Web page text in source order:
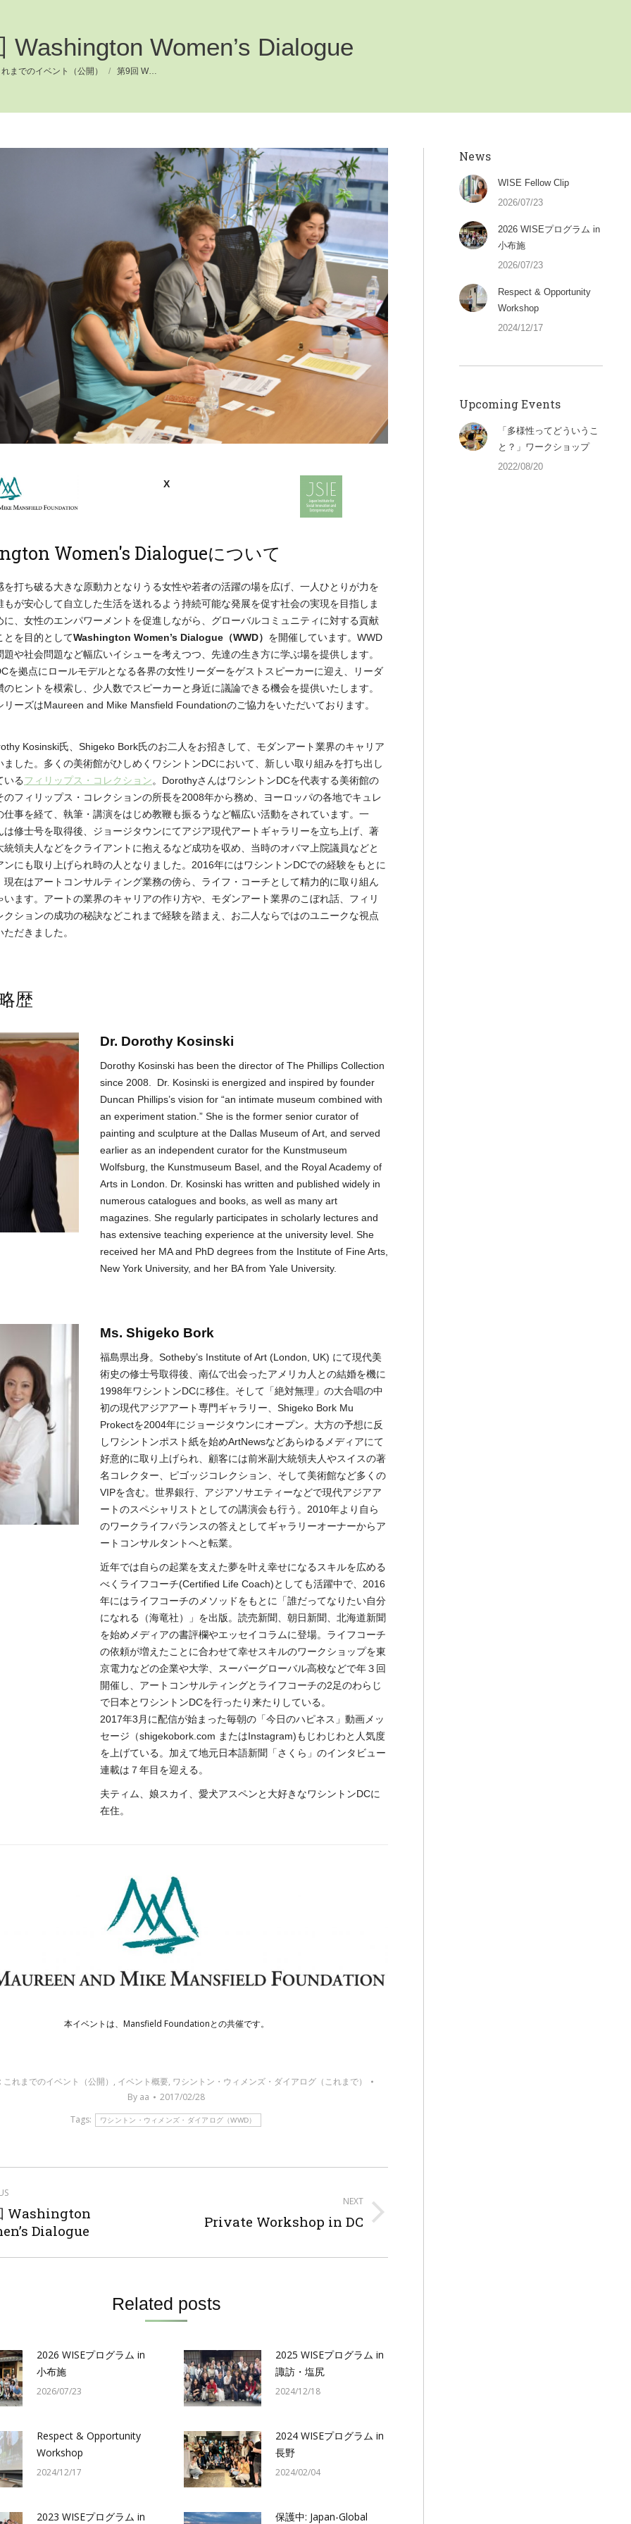
Washington Women’s Dialogue
までのイベント（公開） 第9回 W…
X
Women's Dialogueについて
を打ち破る大きな原動力となりうる女性や若者の活躍の場を広げ、一人ひとりが力を
もが安心して自立した生活を送れるよう持続可能な発展を促す社会の実現を目指しま
に、女性のエンパワーメントを促進しながら、グローバルコミュニティに対する貢献
とを目的としてWashington Women’s Dialogue（WWD） を開催しています。WWD
題や社会問題など幅広いイシューを考えつつ、先達の生き方に学ぶ場を提供します。
を拠点にロールモデルとなる各界の女性リーダーをゲストスピーカーに迎え、リーダ
のヒントを模索し、少人数でスピーカーと身近に議論できる機会を提供いたします。
リーズはMaureen and Mike Mansfield Foundationのご協力をいただいております。
Kosinski氏、Shigeko Bork氏のお二人をお招きして、モダンアート業界のキャリア
ました。多くの美術館がひしめくワシントンDCにおいて、新しい取り組みを打ち出し
いるフィリップス・コレクション。DorothyさんはワシントンDCを代表する美術館の
のフィリップス・コレクションの所長を2008年から務め、ヨーロッパの各地でキュレ
仕事を経て、執筆・講演をはじめ教鞭も振るうなど幅広い活動をされています。一
は修士号を取得後、ジョージタウンにてアジア現代アートギャラリーを立ち上げ、著
統領夫人などをクライアントに抱えるなど成功を収め、当時のオバマ上院議員などと
ンにも取り上げられ時の人となりました。2016年にはワシントンDCでの経験をもとに
現在はアートコンサルティング業務の傍ら、ライフ・コーチとして精力的に取り組ん
います。アートの業界のキャリアの作り方や、モダンアート業界のこぼれ話、フィリ
クションの成功の秘訣などこれまで経験を踏まえ、お二人ならではのユニークな視点
だきました。
歴
Dr. Dorothy Kosinski
Dorothy Kosinski has been the director of The Phillips Collection
since 2008. Dr. Kosinski is energized and inspired by founder
Duncan Phillips’s vision for “an intimate museum combined with
an experiment station.” She is the former senior curator of
painting and sculpture at the Dallas Museum of Art, and served
earlier as an independent curator for the Kunstmuseum
Wolfsburg, the Kunstmuseum Basel, and the Royal Academy of
Arts in London. Dr. Kosinski has written and published widely in
numerous catalogues and books, as well as many art
magazines. She regularly participates in scholarly lectures and
has extensive teaching experience at the university level. She
received her MA and PhD degrees from the Institute of Fine Arts,
New York University, and her BA from Yale University.
Ms. Shigeko Bork
福島県出身。Sotheby’s Institute of Art (London, UK) にて現代美
術史の修士号取得後、南仏で出会ったアメリカ人との結婚を機に
1998年ワシントンDCに移住。そして「絶対無理」の大合唱の中
初の現代アジアアート専門ギャラリー、Shigeko Bork Mu
Prokectを2004年にジョージタウンにオープン。大方の予想に反
しワシントンポスト紙を始めArtNewsなどあらゆるメディアにて
好意的に取り上げられ、顧客には前米副大統領夫人やスイスの著
名コレクター、ピゴッジコレクション、そして美術館など多くの
VIPを含む。世界銀行、アジアソサエティーなどで現代アジアア
ートのスペシャリストとしての講演会も行う。2010年より自ら
のワークライフバランスの答えとしてギャラリーオーナーからア
ートコンサルタントへと転業。
近年では自らの起業を支えた夢を叶え幸せになるスキルを広める
べくライフコーチ(Certified Life Coach)としても活躍中で、2016
年にはライフコーチのメソッドをもとに「誰だってなりたい自分
になれる（海竜社）」を出版。読売新聞、朝日新聞、北海道新聞
を始めメディアの書評欄やエッセイコラムに登場。ライフコーチ
の依頼が増えたことに合わせて幸せスキルのワークショップを東
京電力などの企業や大学、スーパーグローバル高校などで年３回
開催し、アートコンサルティングとライフコーチの2足のわらじ
で日本とワシントンDCを行ったり来たりしている。
2017年3月に配信が始まった毎朝の「今日のハピネス」動画メッ
セージ（shigekobork.com またはInstagram)もじわじわと人気度
を上げている。加えて地元日本語新聞「さくら」のインタビュー
連載は７年目を迎える。
夫ティム、娘スカイ、愛犬アスペンと大好きなワシントンDCに
在住。
本イベントは、Mansfield Foundationとの共催です。
これまでのイベント（公開） , イベント概要, ワシントン・ウィメンズ・ダイアログ（これまで）
By aa
2017/02/28
Tags:
ワシントン・ウィメンズ・ダイアログ（WWD）
Washington
Dialogue
NEXT
NextPrivate Workshop in DC
Related posts
2026 WISEプログラム in
小布施
2026/07/23
2025 WISEプログラム in
諏訪・塩尻
2024/12/18
Respect & Opportunity
Workshop
2024/12/17
2024 WISEプログラム in
長野
2024/02/04
2023 WISEプログラム in 保護中: Japan-Global
News
WISE Fellow Clip
2026/07/23
2026 WISEプログラム in
小布施
2026/07/23
Respect & Opportunity
Workshop
2024/12/17
Upcoming Events
「多様性ってどういうこ
と？」ワークショップ
2022/08/20